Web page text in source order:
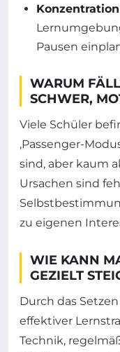
Pausen
WARUM
SCHWER,
Viele Schüler
‚Passenger-
sind, aber kaum
Ursachen sind
zu eigenen
WIE KANN
GEZIELT
Durch das
effektiver
Technik,